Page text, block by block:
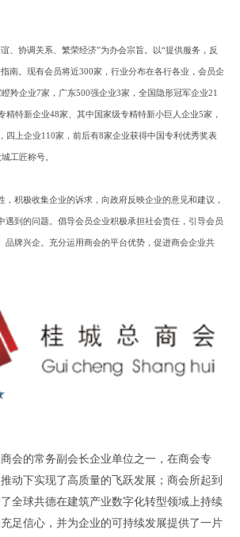
、协调关系、繁荣经济”为办会宗旨。以“提供服务，反
南。现有会员将近300家，行业分布在各行各业，会员企
羚企业7家，广东500强企业3家，全国隐形冠军企业21
精特新企业48家、其中国家级专精特新小巨人企业5家，
四上企业110家，前后有8家企业获得中国专利优秀奖表
工匠称号。
，积极收集企业的诉求，向政府反映企业的意见和建议，
遇到的问题。倡导会员企业积极承担社会责任，引导会员
品牌兴企。充分运用商会的平台优势，促进商会企业共
会的常务副会长企业单位之一 ， 在商会专
动下实现了高质量的飞跃发展 ； 商会所起到
全球共德在建筑产业数字化转型领域上持续
足信心 ， 并为企业的可持续发展提供了一片